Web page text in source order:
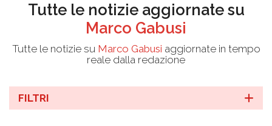
Tutte le notizie aggiornate su
Marco Gabusi
Tutte le notizie su Marco Gabusi aggiornate in tempo
reale dalla redazione
FILTRI